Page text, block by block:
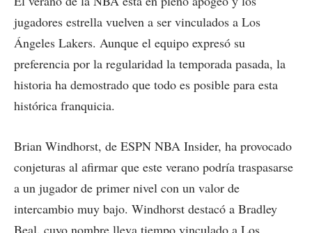
jugadores estrella vuelven a ser vinculados a Los
Ángeles Lakers. Aunque el equipo expresó su
preferencia por la regularidad la temporada pasada, la
historia ha demostrado que todo es posible para esta
histórica franquicia.
Brian Windhorst, de ESPN NBA Insider, ha provocado
conjeturas al afirmar que este verano podría traspasarse
a un jugador de primer nivel con un valor de
intercambio muy bajo. Windhorst destacó a Bradley
Beal, cuyo nombre lleva tiempo vinculado a Los